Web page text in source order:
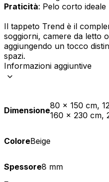
Praticità: Pelo corto
Il tappeto Trend è il
soggiorni, camere da letto
aggiungendo un tocco
spazi.
Informazioni aggiuntive
Dimensione80 x 150 cm,
160 x 230 cm,
ColoreBeige
Spessore8 mm